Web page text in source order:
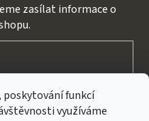
poskytování funkcí
využíváme
zasílat informace o
osobních údajů